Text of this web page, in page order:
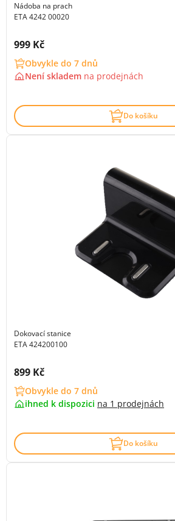
Nádoba na prach
ETA 4242 00020
Cena s DPH:
999 Kč
Obvykle do 7 dnů
Není skladem na prodejnách
Do košíku
Dokovací stanice
ETA 424200100
Cena s DPH:
899 Kč
Obvykle do 7 dnů
ihned k dispozici na 1 prodejnách
Do košíku